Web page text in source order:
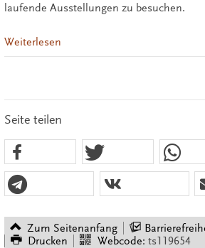
laufende Ausstellungen zu besuchen.
Weiterlesen
Seite teilen
Zum Seitenanfang
Drucken
Webcode: ts119654